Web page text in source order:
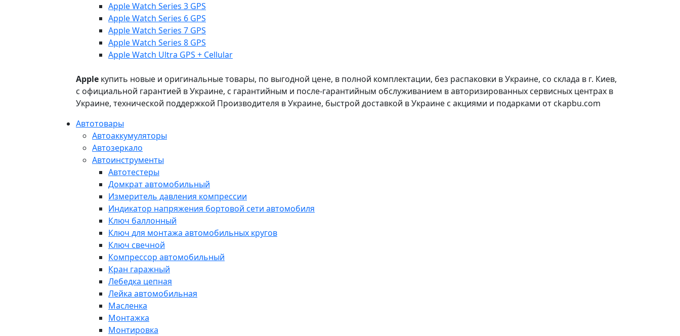
Apple Watch Series 3 GPS
Apple Watch Series 6 GPS
Apple Watch Series 7 GPS
Apple Watch Series 8 GPS
Apple Watch Ultra GPS + Cellular
Apple купить новые и оригинальные товары, по выгодной цене, в полной комплектации, без распаковки в Украине, со склада в г. Киев,
с официальной гарантией в Украине, с гарантийным и после-гарантийным обслуживанием в авторизированных сервисных центрах в
Украине, технической поддержкой Производителя в Украине, быстрой доставкой в Украине с акциями и подарками от ckapbu.com
Автотовары
Автоаккумуляторы
Автозеркало
Автоинструменты
Автотестеры
Домкрат автомобильный
Измеритель давления компрессии
Индикатор напряжения бортовой сети автомобиля
Ключ баллонный
Ключ для монтажа автомобильных кругов
Ключ свечной
Компрессор автомобильный
Кран гаражный
Лебедка цепная
Лейка автомобильная
Масленка
Монтажка
Монтировка